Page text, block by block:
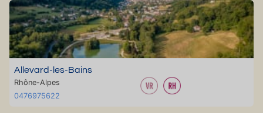
Allevard-les-Bains
Rhône-Alpes
0476975622